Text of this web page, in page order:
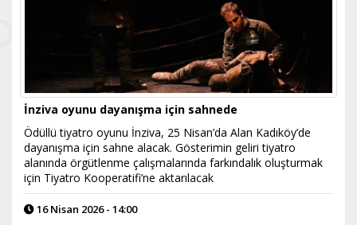
İnziva oyunu dayanışma için sahnede
Ödüllü tiyatro oyunu İnziva, 25 Nisan’da Alan Kadıköy’de
dayanışma için sahne alacak. Gösterimin geliri tiyatro
alanında örgütlenme çalışmalarında farkındalık oluşturmak
için Tiyatro Kooperatifi’ne aktarılacak
16 Nisan 2026 - 14:00